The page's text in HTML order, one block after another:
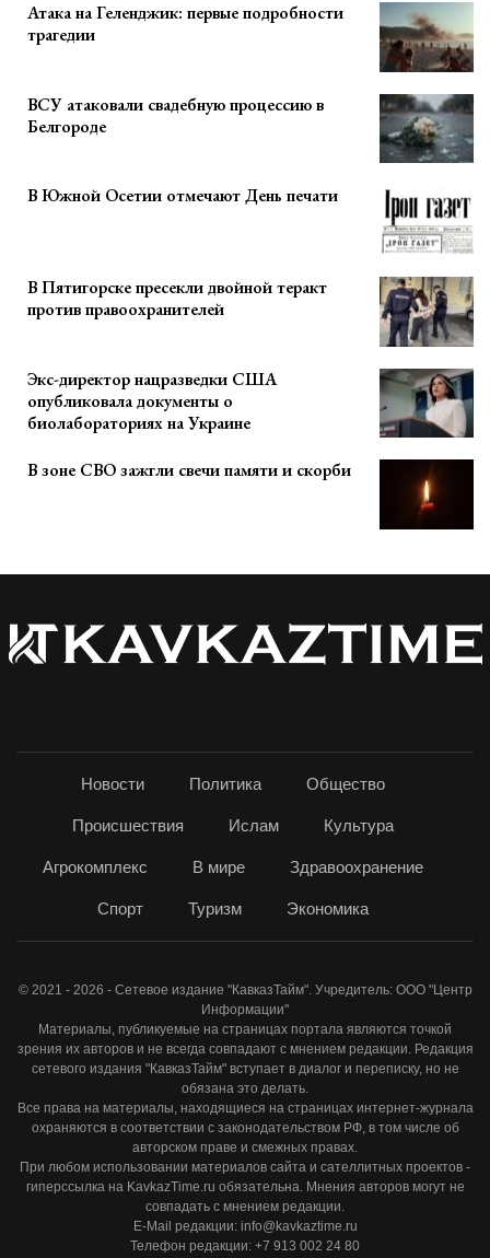
Атака на Геленджик: первые подробности
трагедии
ВСУ атаковали свадебную процессию в
Белгороде
В Южной Осетии отмечают День печати
В Пятигорске пресекли двойной теракт
против правоохранителей
Экс-директор нацразведки США
опубликовала документы о
биолабораториях на Украине
В зоне СВО зажгли свечи памяти и скорби
Новости Политика Общество
Происшествия Ислам Культура
Агрокомплекс В мире Здравоохранение
Спорт Туризм Экономика
© 2021 - 2026 - Сетевое издание "КавказТайм". Учредитель: ООО "Центр
Информации"
Материалы, публикуемые на страницах портала являются точкой
зрения их авторов и не всегда совпадают с мнением редакции. Редакция
сетевого издания "КавказТайм" вступает в диалог и переписку, но не
обязана это делать.
Все права на материалы, находящиеся на страницах интернет-журнала
охраняются в соответствии с законодательством РФ, в том числе об
авторском праве и смежных правах.
При любом использовании материалов сайта и сателлитных проектов -
гиперссылка на KavkazTime.ru обязательна. Мнения авторов могут не
совпадать с мнением редакции.
E-Mail редакции: info@kavkaztime.ru
Телефон редакции: +7 913 002 24 80